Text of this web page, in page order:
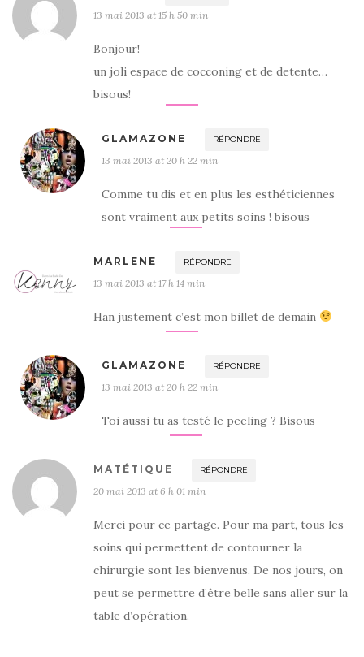
13 mai 2013 at 15 h 50 min
Bonjour!
un joli espace de cocconing et de detente…
bisous!
GLAMAZONE RÉPONDRE
13 mai 2013 at 20 h 22 min
Comme tu dis et en plus les esthéticiennes
sont vraiment aux petits soins ! bisous
MARLENE RÉPONDRE
13 mai 2013 at 17 h 14 min
Han justement c’est mon billet de demain
GLAMAZONE RÉPONDRE
13 mai 2013 at 20 h 22 min
Toi aussi tu as testé le peeling ? Bisous
MATÉTIQUE RÉPONDRE
20 mai 2013 at 6 h 01 min
Merci pour ce partage. Pour ma part, tous les
soins qui permettent de contourner la
chirurgie sont les bienvenus. De nos jours, on
peut se permettre d’être belle sans aller sur la
table d’opération.